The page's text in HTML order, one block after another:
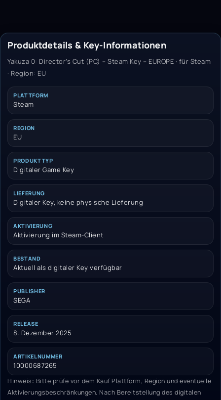
Produktdetails & Key-Informationen
Yakuza 0: Director’s Cut (PC) – Steam Key – EUROPE · für Steam
· Region: EU
PLATTFORM
Steam
REGION
EU
PRODUKTTYP
Digitaler Game Key
LIEFERUNG
Digitaler Key, keine physische Lieferung
AKTIVIERUNG
Aktivierung im Steam-Client
BESTAND
Aktuell als digitaler Key verfügbar
PUBLISHER
SEGA
RELEASE
8. Dezember 2025
ARTIKELNUMMER
10000687265
Hinweis: Bitte prüfe vor dem Kauf Plattform, Region und eventuelle
Aktivierungsbeschränkungen. Nach Bereitstellung des digitalen